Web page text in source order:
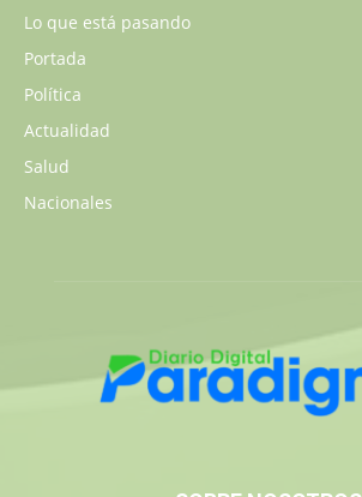
Lo que está pasando
Portada
Política
Actualidad
Salud
Nacionales